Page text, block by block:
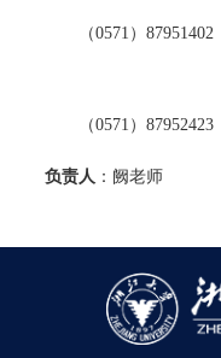
（0571 ） 87951402
（0571 ） 87952423
负责人 ：阙老师